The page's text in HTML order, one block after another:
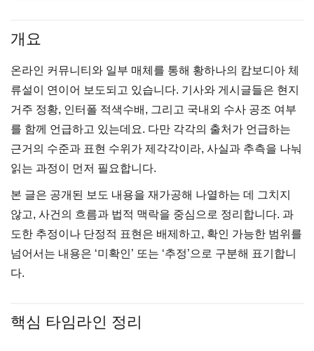
개요
온라인 커뮤니티와 일부 매체를 통해 황하나의 캄보디아 체
류설이 연이어 보도되고 있습니다. 기사와 게시글들은 현지
거주 정황, 인터폴 적색수배, 그리고 국내외 수사 공조 여부
를 함께 언급하고 있는데요. 다만 각각의 출처가 언급하는
근거의 수준과 표현 수위가 제각각이라, 사실과 추측을 나눠
읽는 과정이 먼저 필요합니다.
본 글은 공개된 보도 내용을 재가공해 나열하는 데 그치지
않고, 사건의 흐름과 법적 맥락을 중심으로 정리합니다. 과
도한 추정이나 단정적 표현은 배제하고, 확인 가능한 범위를
넘어서는 내용은 ‘미확인’ 또는 ‘추정’으로 구분해 표기합니
다.
핵심 타임라인 정리